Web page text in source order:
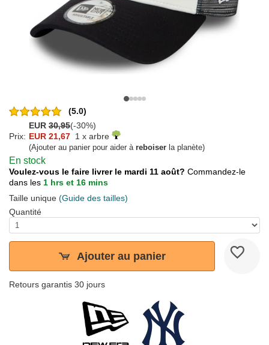
(5.0)
EUR 30,95(-30%)
Prix: EUR 21,67 1 x arbre
(Ajouter au panier pour aider à reboiser la planète)
En stock
Voulez-vous le faire livrer le mardi 11 août? Commandez-le
dans les 1 hrs et 16 mins
Taille unique (Guide des tailles)
Quantité
Ajouter au panier
Retours garantis 30 jours